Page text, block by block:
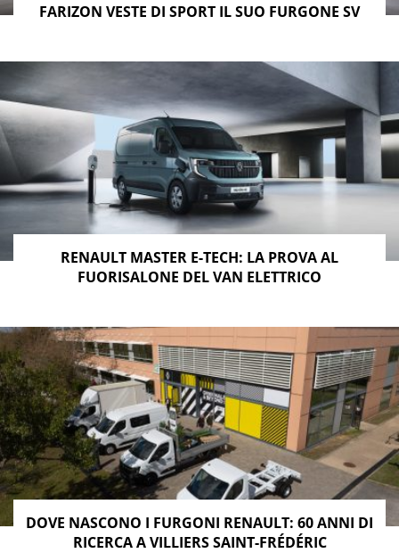
FARIZON VESTE DI SPORT IL SUO FURGONE SV
RENAULT MASTER E-TECH: LA PROVA AL
FUORISALONE DEL VAN ELETTRICO
DOVE NASCONO I FURGONI RENAULT: 60 ANNI DI
RICERCA A VILLIERS SAINT-FRÉDÉRIC